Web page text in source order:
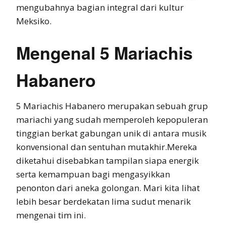
mengubahnya bagian integral dari kultur
Meksiko.
Mengenal 5 Mariachis
Habanero
5 Mariachis Habanero merupakan sebuah grup
mariachi yang sudah memperoleh kepopuleran
tinggian berkat gabungan unik di antara musik
konvensional dan sentuhan mutakhir.Mereka
diketahui disebabkan tampilan siapa energik
serta kemampuan bagi mengasyikkan
penonton dari aneka golongan. Mari kita lihat
lebih besar berdekatan lima sudut menarik
mengenai tim ini.